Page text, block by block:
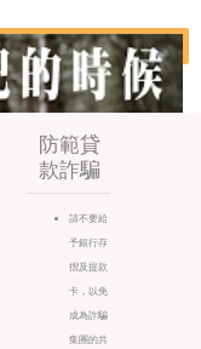
防範貸
款詐騙
請不要給
予銀行存
摺及提款
卡，以免
成為詐騙
集團的共